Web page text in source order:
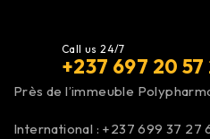
Call us 24/7
+237 697 20 57
Près de l’immeuble
International : +237 699 37 27